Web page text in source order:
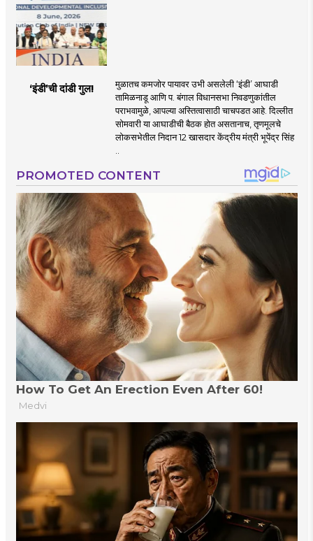
‘इंडी‌’ची दांडी गुल!
मुळातच कमजोर पायावर उभी असलेली ‌‘इंडी‌’ आघाडी
तामिळनाडू आणि प. बंगाल विधानसभा निवडणुकांतील
पराभवामुळे, आपल्या अस्तित्वासाठी चाचपडत आहे. दिल्लीत
सोमवारी या आघाडीची बैठक होत असतानाच, तृणमूलचे
लोकसभेतील निदान 12 खासदार केंद्रीय मंत्री भूपेंद्र सिंह